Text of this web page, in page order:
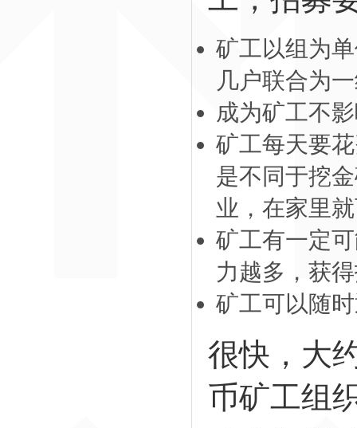
矿工以组为
几户联合为
成为矿工不
矿工每天要
是不同于挖
业，在家里
矿工有一定
力越多，获
矿工可以随
很快，大
币矿工组